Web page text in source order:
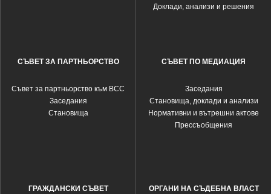
Доклади, анализи и решения
СЪВЕТ ЗА ПАРТНЬОРСТВО
Съвет за партньорство към ВСС
Заседания
Становища
СЪВЕТ ПО МЕДИАЦИЯ
Заседания
Становища, доклади и анализи
Нормативни и вътрешни актове
Прессъобщения
ГРАЖДАНСКИ СЪВЕТ ОРГАНИ НА СЪДЕБНА ВЛАСТ